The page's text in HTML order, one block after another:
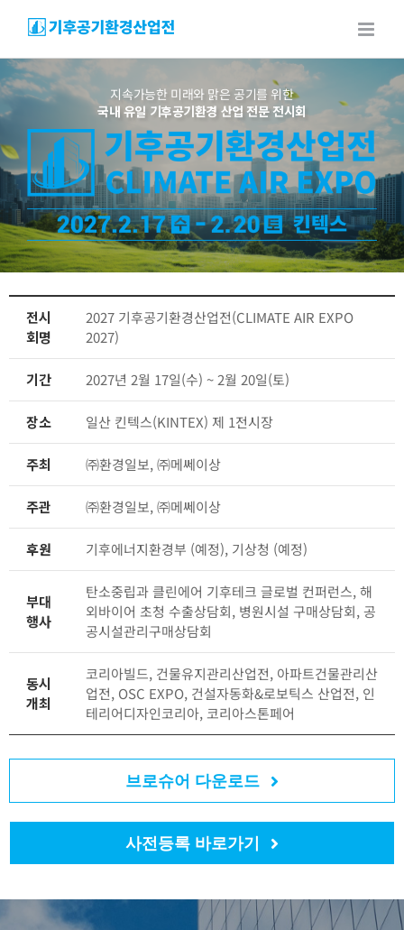
content
지속가능한 미래와 맑은 공기를 위한
국내 유일 기후공기환경 산업 전문 전시회
전시
회명
2027 기후공기환경산업전(CLIMATE AIR EXPO
2027)
기간 2027년 2월 17일(수) ~ 2월 20일(토)
장소 일산 킨텍스(KINTEX) 제 1전시장
주최 ㈜환경일보, ㈜메쎄이상
주관 ㈜환경일보, ㈜메쎄이상
후원 기후에너지환경부 (예정), 기상청 (예정)
부대
행사
탄소중립과 클린에어 기후테크 글로벌 컨퍼런스, 해
외바이어 초청 수출상담회, 병원시설 구매상담회, 공
공시설관리구매상담회
동시
개최
코리아빌드, 건물유지관리산업전, 아파트건물관리산
업전, OSC EXPO, 건설자동화&로보틱스 산업전, 인
테리어디자인코리아, 코리아스톤페어
브로슈어 다운로드
사전등록 바로가기